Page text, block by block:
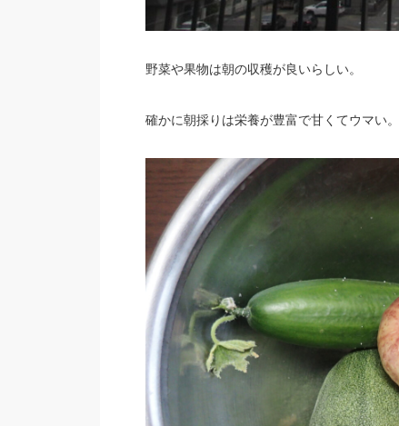
野菜や果物は朝の収穫が良いらしい。
確かに朝採りは栄養が豊富で甘くてウマい。